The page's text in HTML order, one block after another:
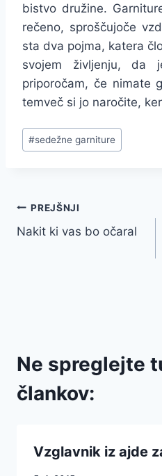
bistvo družine.
rečeno, sproščujoče
sta dva pojma, katera
svojem življenju, da
priporočam, če nimate
temveč si jo naročite,
Post
Tags:
#sedežne garniture
Navigacija
prispevka
PREJŠNJI
Nakit ki vas bo očaral
Ne spreglejte
člankov:
Vzglavnik iz ajde